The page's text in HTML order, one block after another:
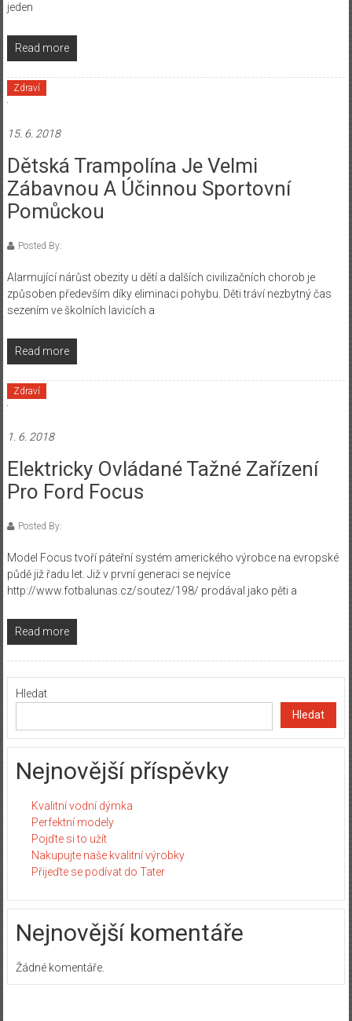
jeden
Read more
Zdraví
15. 6. 2018
Dětská Trampolína Je Velmi
Zábavnou A Účinnou Sportovní
Pomůckou
Posted By:
Alarmující nárůst obezity u dětí a dalších civilizačních chorob je
způsoben především díky eliminaci pohybu. Děti tráví nezbytný čas
sezením ve školních lavicích a
Read more
Zdraví
1. 6. 2018
Elektricky Ovládané Tažné Zařízení
Pro Ford Focus
Posted By:
Model Focus tvoří páteřní systém amerického výrobce na evropské
půdě již řadu let. Již v první generaci se nejvíce
http://www.fotbalunas.cz/soutez/198/ prodával jako pěti a
Read more
Hledat
Hledat
Nejnovější příspěvky
Kvalitní vodní dýmka
Perfektní modely
Pojďte si to užít
Nakupujte naše kvalitní výrobky
Přijeďte se podívat do Tater
Nejnovější komentáře
Žádné komentáře.